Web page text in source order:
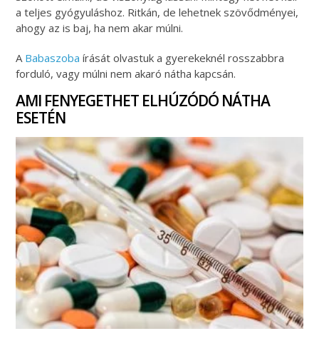
a teljes gyógyuláshoz. Ritkán, de lehetnek szövődményei,
ahogy az is baj, ha nem akar múlni.
A Babaszoba írását olvastuk a gyerekeknél rosszabbra
forduló, vagy múlni nem akaró nátha kapcsán.
AMI FENYEGETHET ELHÚZÓDÓ NÁTHA
ESETÉN